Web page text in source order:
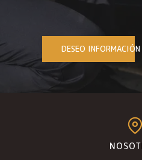
DESEO